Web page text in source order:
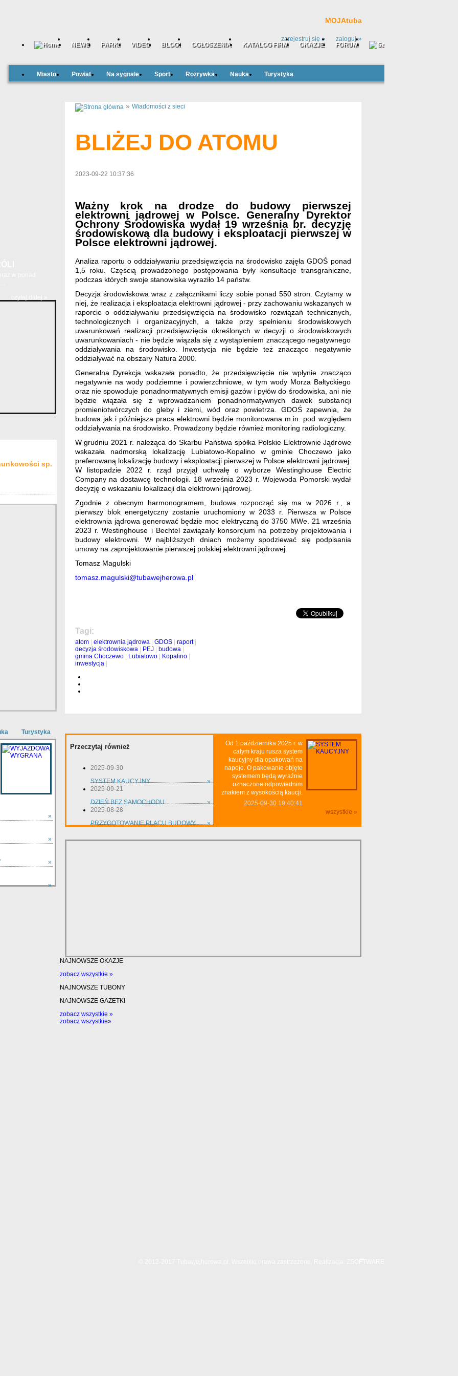
MOJAtuba
zarejestruj się » zaloguj»
NEWS PARKI VIDEO BLOGI OGŁOSZENIA KATALOG FIRM OKAZJE FORUM
Miasto Powiat Na sygnale Sport Rozrywka Nauka Turystyka
w ponad
sp.
Turystyka
»
»
»
»
» Wiadomości z sieci
BLIŻEJ DO ATOMU
2023-09-22 10:37:36
Ważny krok na drodze do budowy pierwszej
elektrowni jądrowej w Polsce. Generalny Dyrektor
Ochrony Środowiska wydał 19 września br. decyzję
środowiskową dla budowy i eksploatacji pierwszej w
Polsce elektrowni jądrowej.
Analiza raportu o oddziaływaniu przedsięwzięcia na środowisko zajęła GDOŚ ponad
1,5 roku. Częścią prowadzonego postępowania były konsultacje transgraniczne,
podczas których swoje stanowiska wyraziło 14 państw.
Decyzja środowiskowa wraz z załącznikami liczy sobie ponad 550 stron. Czytamy w
niej, że realizacja i eksploatacja elektrowni jądrowej - przy zachowaniu wskazanych w
raporcie o oddziaływaniu przedsięwzięcia na środowisko rozwiązań technicznych,
technologicznych i organizacyjnych, a także przy spełnieniu środowiskowych
uwarunkowań realizacji przedsięwzięcia określonych w decyzji o środowiskowych
uwarunkowaniach - nie będzie wiązała się z wystąpieniem znaczącego negatywnego
oddziaływania na środowisko. Inwestycja nie będzie też znacząco negatywnie
oddziaływać na obszary Natura 2000.
Generalna Dyrekcja wskazała ponadto, że przedsięwzięcie nie wpłynie znacząco
negatywnie na wody podziemne i powierzchniowe, w tym wody Morza Bałtyckiego
oraz nie spowoduje ponadnormatywnych emisji gazów i pyłów do środowiska, ani nie
będzie wiązała się z wprowadzaniem ponadnormatywnych dawek substancji
promieniotwórczych do gleby i ziemi, wód oraz powietrza. GDOŚ zapewnia, że
budowa jak i późniejsza praca elektrowni będzie monitorowana m.in. pod względem
oddziaływania na środowisko. Prowadzony będzie również monitoring radiologiczny.
W grudniu 2021 r. należąca do Skarbu Państwa spółka Polskie Elektrownie Jądrowe
wskazała nadmorską lokalizację Lubiatowo-Kopalino w gminie Choczewo jako
preferowaną lokalizację budowy i eksploatacji pierwszej w Polsce elektrowni jądrowej.
W listopadzie 2022 r. rząd przyjął uchwałę o wyborze Westinghouse Electric
Company na dostawcę technologii. 18 września 2023 r. Wojewoda Pomorski wydał
decyzję o wskazaniu lokalizacji dla elektrowni jądrowej.
Zgodnie z obecnym harmonogramem, budowa rozpocząć się ma w 2026 r., a
pierwszy blok energetyczny zostanie uruchomiony w 2033 r. Pierwsza w Polsce
elektrownia jądrowa generować będzie moc elektryczną do 3750 MWe. 21 września
2023 r. Westinghouse i Bechtel zawiązały konsorcjum na potrzeby projektowania i
budowy elektrowni. W najbliższych dniach możemy spodziewać się podpisania
umowy na zaprojektowanie pierwszej polskiej elektrowni jądrowej.
Tomasz Magulski
tomasz.magulski@tubawejherowa.pl
Tagi:
atom| elektrownia jądrowa| GDOS| raport|
decyzja środowiskowa| PEJ| budowa|
gmina Choczewo| Lubiatowo| Kopalino|
inwestycja|
Przeczytaj również
2025-09-30
SYSTEM KAUCYJNY
»
2025-09-21
DZIEŃ BEZ SAMOCHODU
»
2025-08-28
PRZYGOTOWANIE PLACU BUDOWY
»
Od 1 października 2025 r. w
całym kraju rusza system
kaucyjny dla opakowań na
napoje. O pakowanie objęte
systemem będą wyraźnie
oznaczone odpowiednim
znakiem z wysokością kaucji.
2025-09-30 19:40:41
wszystkie »
NAJNOWSZE OKAZJE
zobacz wszystkie »
NAJNOWSZE TUBONY
NAJNOWSZE GAZETKI
zobacz wszystkie »
zobacz wszystkie»